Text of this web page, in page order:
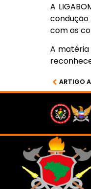
A
com as
A matéria
ARTIGO